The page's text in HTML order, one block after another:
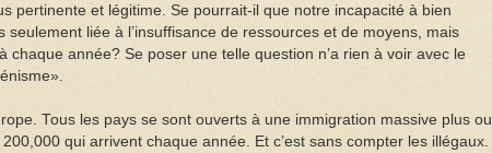
pertinente et légitime. Se pourrait-il que notre incapacité à bien
seulement liée à l’insuffisance de ressources et de moyens, mais
chaque année? Se poser une telle question n’a rien à voir avec le
Tous les pays se sont ouverts à une immigration massive plus ou
qui arrivent chaque année. Et c’est sans compter les illégaux.